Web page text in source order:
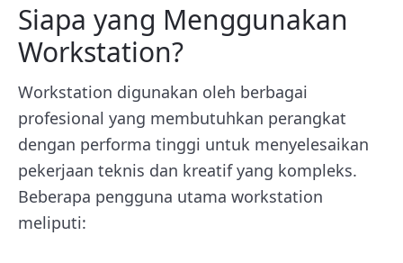
Siapa yang Menggunakan
Workstation?
Workstation digunakan oleh berbagai
profesional yang membutuhkan perangkat
dengan performa tinggi untuk menyelesaikan
pekerjaan teknis dan kreatif yang kompleks.
Beberapa pengguna utama workstation
meliputi: